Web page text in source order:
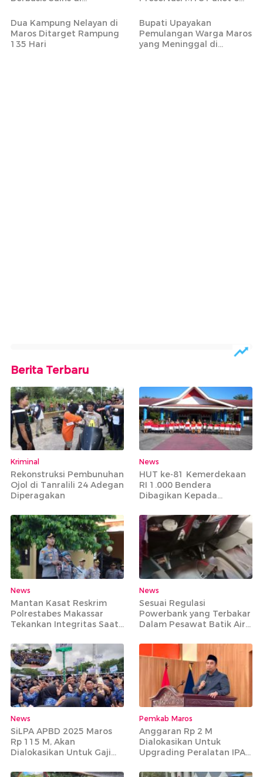
Jalan Strategis
Dua Kampung Nelayan di
Maros Ditarget Rampung
135 Hari
Bupati Upayakan
Pemulangan Warga Maros
yang Meninggal di
Berita Terbaru
Kriminal
Rekonstruksi Pembunuhan
Ojol di Tanralili 24 Adegan
Diperagakan
News
HUT ke-81 Kemerdekaan
RI 1.000 Bendera
Dibagikan Kepada
News
Mantan Kasat Reskrim
Polrestabes Makassar
Tekankan Integritas Saat
Mapolres Maros
News
Sesuai Regulasi
Powerbank yang Terbakar
Dalam Pesawat Batik Air
Bisa Dibawa
News
SiLPA APBD 2025 Maros
Rp 115 M, Akan
Dialokasikan Untuk Gaji
Pemkab Maros
Anggaran Rp 2 M
Dialokasikan Untuk
Upgrading Peralatan IPA